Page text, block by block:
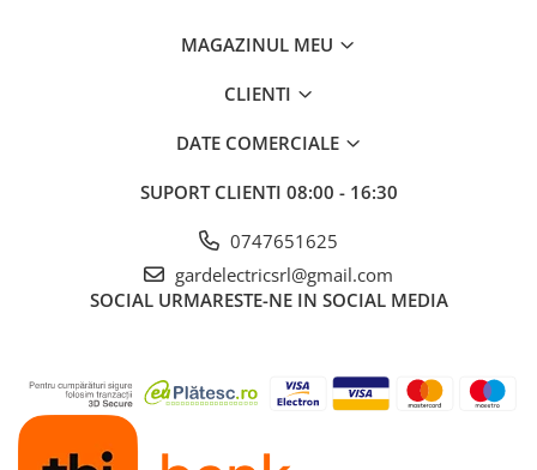
MAGAZINUL MEU
CLIENTI
DATE COMERCIALE
SUPORT CLIENTI 08:00 - 16:30
0747651625
gardelectricsrl@gmail.com
SOCIAL URMARESTE-NE IN SOCIAL MEDIA